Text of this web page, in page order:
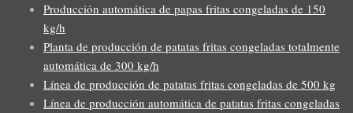
Producción automática de papas fritas congeladas de 150
kg/h
Planta de producción de patatas fritas congeladas totalmente
automática de 300 kg/h
Línea de producción de patatas fritas congeladas de 500 kg
Línea de producción automática de patatas fritas congeladas